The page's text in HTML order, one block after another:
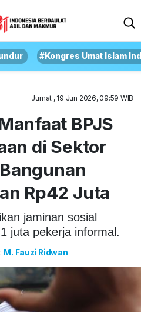
#Kongres Umat Islam
Jumat , 19 Jun 2026, 09:59 WIB
BPJS
di Sektor
Rp42 Juta
jaminan sosial
juta pekerja informal.
M. Fauzi Ridwan